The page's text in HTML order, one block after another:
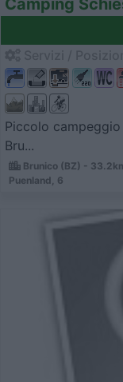
Piccolo
Bru...
Brunico (BZ) -
Puenland, 6